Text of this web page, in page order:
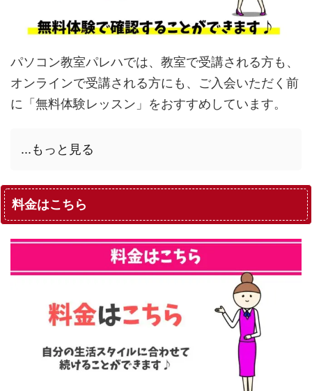
パソコン教室パレハでは、教室で受講される方も、
オンラインで受講される方にも、ご入会いただく前
に「無料体験レッスン」をおすすめしています。
...もっと見る
料金はこちら